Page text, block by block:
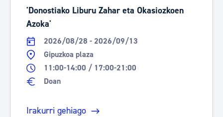
'Donostiako Liburu Zahar eta Okasiozkoen
Azoka'
2026/08/28 - 2026/09/13
Gipuzkoa plaza
11:00-14:00 / 17:00-21:00
Doan
Irakurri gehiago